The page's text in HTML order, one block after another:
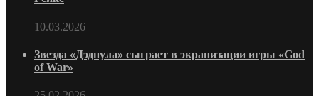
10.03.2026
Звезда «Дэдпула» сыграет в экранизации игры «God
of War»